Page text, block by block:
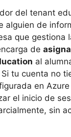
del tenant
alguien de
que gestiona
de
al
tu cuenta no
en
el inicio de
sin